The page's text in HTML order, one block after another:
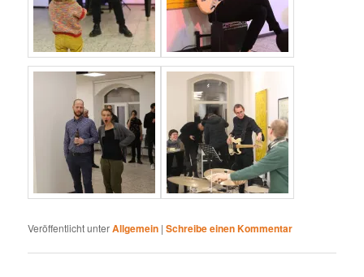
Veröffentlicht unterAllgemein |Schreibe einen Kommentar